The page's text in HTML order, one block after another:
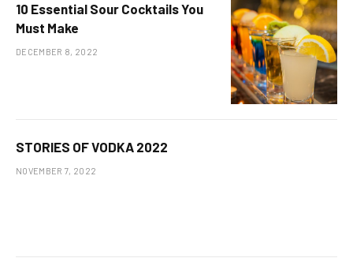
10 Essential Sour Cocktails You
Must Make
DECEMBER 8, 2022
STORIES OF VODKA 2022
NOVEMBER 7, 2022